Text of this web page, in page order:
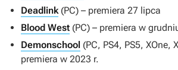
Deadlink(PC) – premiera 27 lipca
Blood West (PC) – premiera w
Demonschool (PC, PS4, PS5, XOne,
premiera w 2023 r.